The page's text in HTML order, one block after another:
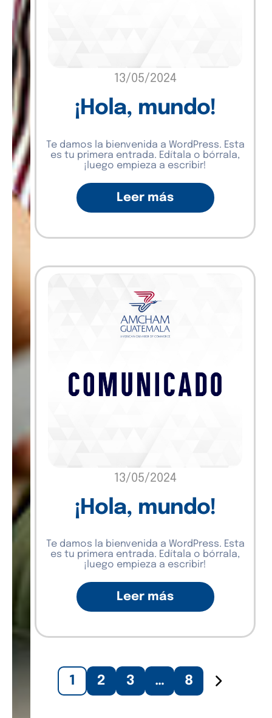
13/05/2024
¡Hola, mundo!
Te damos la bienvenida a WordPress. Esta
es tu primera entrada. Edítala o bórrala,
¡luego empieza a escribir!
Leer más
13/05/2024
¡Hola, mundo!
Te damos la bienvenida a WordPress. Esta
es tu primera entrada. Edítala o bórrala,
¡luego empieza a escribir!
Leer más
1 2 3 … 8